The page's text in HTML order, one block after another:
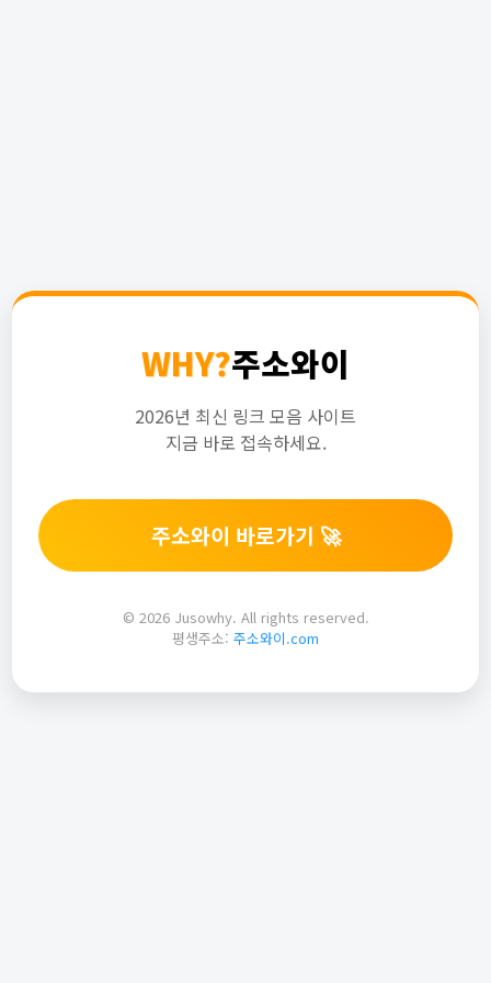
WHY?주소와이
2026년 최신 링크 모음 사이트
지금 바로 접속하세요.
주소와이 바로가기 🚀
© 2026 Jusowhy. All rights reserved.
평생주소: 주소와이.com